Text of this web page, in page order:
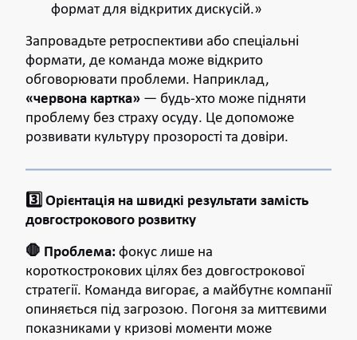
формат для відкритих дискусій.»
Запровадьте ретроспективи або спеціальні
формати, де команда може відкрито
обговорювати проблеми. Наприклад,
«червона картка» — будь-хто може підняти
проблему без страху осуду. Це допоможе
розвивати культуру прозорості та довіри.
3️⃣ Орієнтація на швидкі результати замість
довгострокового розвитку
🛑 Проблема: фокус лише на
короткострокових цілях без довгострокової
стратегії. Команда вигорає, а майбутнє компанії
опиняється під загрозою. Погоня за миттєвими
показниками у кризові моменти може